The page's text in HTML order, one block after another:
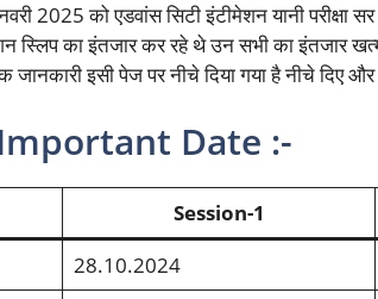
2025 को एडवांस सिटी इंटीमेशन यानी परीक्षा
स्लिप का इंतजार कर रहे थे उन सभी का
इसी पेज पर नीचे दिया गया है नीचे दिए
Date :-
Session-1
28.10.2024